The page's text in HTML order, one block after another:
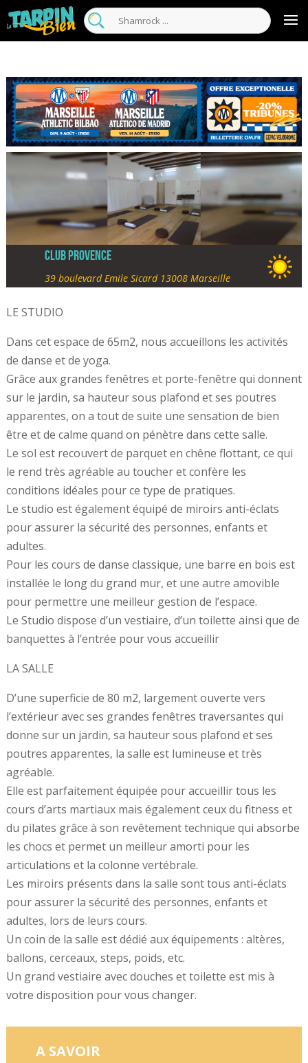
Club Provence
39 boulevard Emile Sicard 13008 Marseille
LE STUDIO
Dans cet espace de 65m2, nous accueillons les activités
de danse et de yoga.
Grâce aux grandes fenêtres et porte-fenêtre qui donnent
sur le jardin, sa hauteur sous plafond et ses poutres
apparentes, on a tout de suite une sensation de bien
être et de calme quand on pénètre dans cette salle.
Le sol est recouvert de parquet en chêne flottant, ce qui
le rend très agréable au toucher et confère les
conditions idéales pour ce type de pratiques.
Le studio est également équipé de miroirs anti-éclats
pour assurer la sécurité des personnes, enfants et
adultes.
Pour les cours de danse classique, une barre en bois est
installée le long du grand mur, et une autre amovible
pour permettre une meilleur gestion de l’espace.
Le Studio dispose d’un vestiaire, d’un toilette ainsi que de
banquettes à l’entrée pour vous accueillir
LA SALLE
D’une superficie de 80 m2, largement ouverte vers
l’extérieur avec ses grandes fenêtres traversantes qui
donne sur un jardin, sa hauteur sous plafond et ses
poutres apparentes, la salle est lumineuse et très
agréable.
Elle est parfaitement équipée pour accueillir tous les
cours d’arts martiaux mais également ceux du fitness et
du pilates grâce à son revêtement technique qui absorbe
les chocs et permet un meilleur amorti pour les
articulations et la colonne vertébrale.
Les miroirs présents dans la salle sont tous anti-éclats
pour assurer la sécurité des personnes, enfants et
adultes, lors de leurs cours.
Un coin de la salle est dédié aux équipements : altères,
ballons, cerceaux, steps, poids, etc.
Un grand vestiaire avec douches et toilette est mis à
votre disposition pour vous changer.
A SAVOIR